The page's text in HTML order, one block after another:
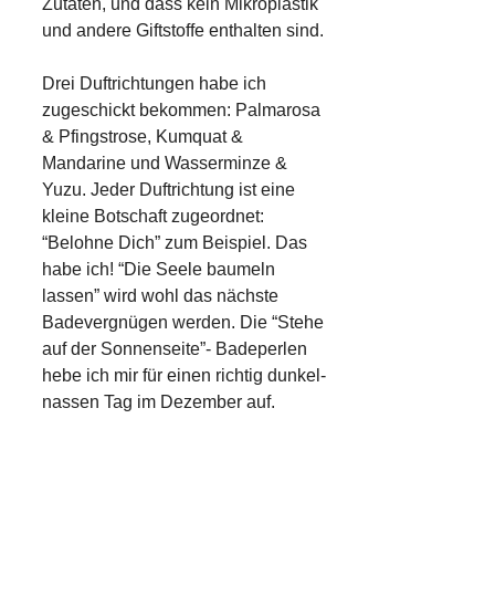
und andere Giftstoffe enthalten sind.
Drei Duftrichtungen habe ich
zugeschickt bekommen: Palmarosa
& Pfingstrose, Kumquat &
Mandarine und Wasserminze &
Yuzu. Jeder Duftrichtung ist eine
kleine Botschaft zugeordnet:
“Belohne Dich” zum Beispiel. Das
habe ich! “Die Seele baumeln
lassen” wird wohl das nächste
Badevergnügen werden. Die “Stehe
auf der Sonnenseite”- Badeperlen
hebe ich mir für einen richtig dunkel-
nassen Tag im Dezember auf.